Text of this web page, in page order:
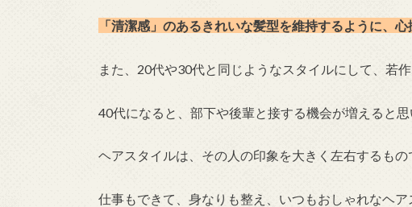
「清潔感」のあるきれいな髪型を維持するように、
また、20代や30代と同じようなスタイルにして、若
40代になると、部下や後輩と接する機会が増えると思
ヘアスタイルは、その人の印象を大きく左右するもの
仕事もできて、身なりも整え、いつもおしゃれなヘ